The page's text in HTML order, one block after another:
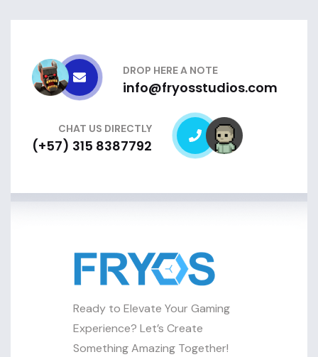
DROP HERE A NOTE
info@fryosstudios.com
CHAT US DIRECTLY
(+57) 315 8387792
Ready to Elevate Your Gaming
Experience? Let’s Create
Something Amazing Together!